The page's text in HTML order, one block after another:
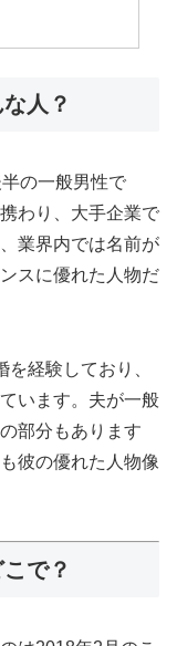
人？
の一般男性で
わり、大手企業で
業界内では名前が
スに優れた人物だ
経験しており、
います。夫が一般
部分もあります
彼の優れた人物像
で？